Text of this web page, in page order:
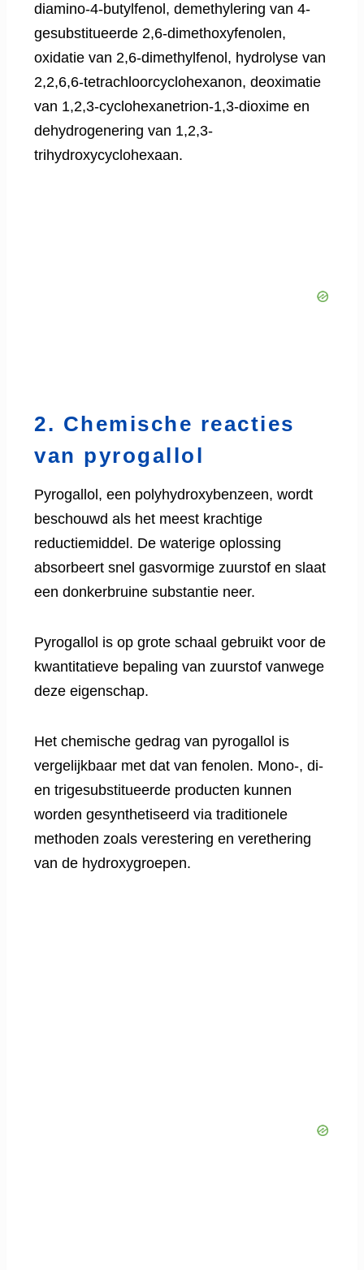
diamino-4-butylfenol, demethylering van 4-
gesubstitueerde 2,6-dimethoxyfenolen,
oxidatie van 2,6-dimethylfenol, hydrolyse van
2,2,6,6-tetrachloorcyclohexanon, deoximatie
van 1,2,3-cyclohexanetrion-1,3-dioxime en
dehydrogenering van 1,2,3-
trihydroxycyclohexaan.
2. Chemische reacties
van pyrogallol
Pyrogallol, een polyhydroxybenzeen, wordt
beschouwd als het meest krachtige
reductiemiddel. De waterige oplossing
absorbeert snel gasvormige zuurstof en slaat
een donkerbruine substantie neer.
Pyrogallol is op grote schaal gebruikt voor de
kwantitatieve bepaling van zuurstof vanwege
deze eigenschap.
Het chemische gedrag van pyrogallol is
vergelijkbaar met dat van fenolen. Mono-, di-
en trigesubstitueerde producten kunnen
worden gesynthetiseerd via traditionele
methoden zoals verestering en verethering
van de hydroxygroepen.